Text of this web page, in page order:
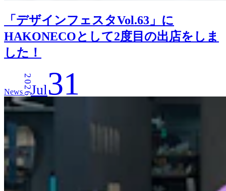
「デザインフェスタVol.63」に
HAKONECOとして2度目の出店をしま
した！
News 2026Jul31